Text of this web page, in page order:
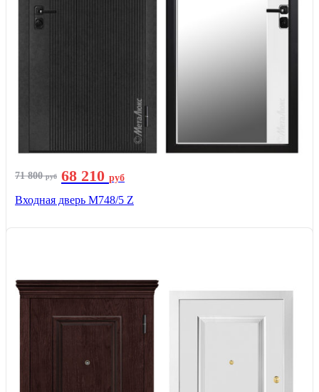
71 800руб 68 210 руб
Входная дверь М748/5 Z